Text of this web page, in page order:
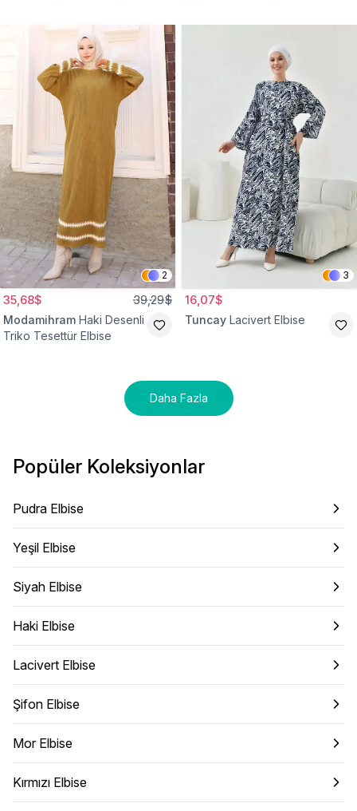
2
35,68$ 39,29$
Modamihram Haki Desenli
Triko Tesettür Elbise
3
16,07$
Tuncay Lacivert Elbise
Daha Fazla
Popüler Koleksiyonlar
Pudra Elbise
Yeşil Elbise
Siyah Elbise
Haki Elbise
Lacivert Elbise
Şifon Elbise
Mor Elbise
Kırmızı Elbise